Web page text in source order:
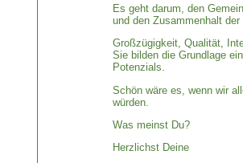
Es geht darum, den
und den Zusammenhalt
Großzügigkeit, Qualität,
Sie bilden die Grundlage
Potenzials.
Schön wäre es, wenn wir
würden.
Was meinst Du?
Herzlichst Deine